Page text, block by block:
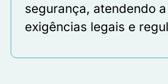
segurança, atendendo
exigências legais e